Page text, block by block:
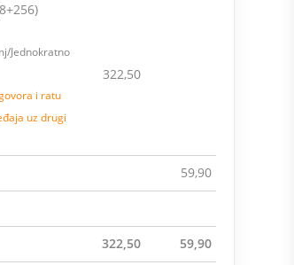
Jednokratno
i ratu
uz drugi
322,50
59,90
322,50 59,90